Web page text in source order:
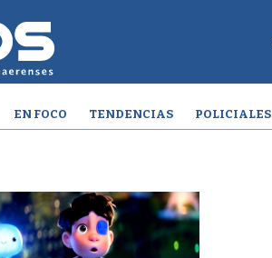
EN FOCO TENDENCIAS POLICIALES